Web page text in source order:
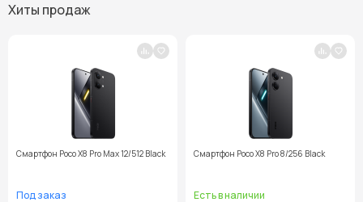
Хиты продаж
Смартфон Poco X8 Pro Max 12/512 Black Смартфон Poco X8 Pro 8/256 Black